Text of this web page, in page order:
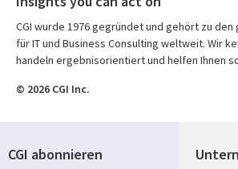
CGI wurde 1976 gegründet und gehört zu
für IT und Business Consulting weltweit. Wir
handeln ergebnisorientiert und helfen Ihnen
© 2026 CGI Inc.
CGI abonnieren